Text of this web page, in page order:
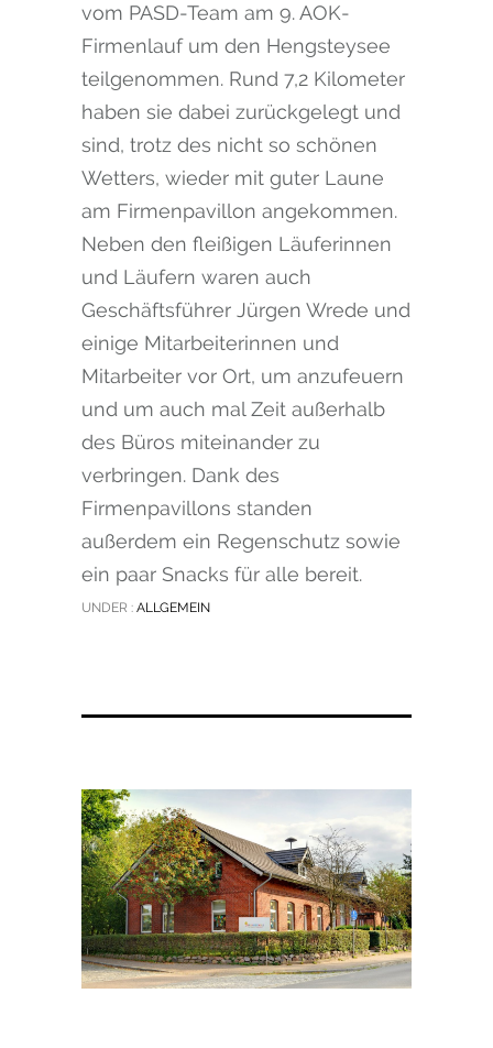
vom PASD-Team am 9. AOK-
Firmenlauf um den Hengsteysee
teilgenommen. Rund 7,2 Kilometer
haben sie dabei zurückgelegt und
sind, trotz des nicht so schönen
Wetters, wieder mit guter Laune
am Firmenpavillon angekommen.
Neben den fleißigen Läuferinnen
und Läufern waren auch
Geschäftsführer Jürgen Wrede und
einige Mitarbeiterinnen und
Mitarbeiter vor Ort, um anzufeuern
und um auch mal Zeit außerhalb
des Büros miteinander zu
verbringen. Dank des
Firmenpavillons standen
außerdem ein Regenschutz sowie
ein paar Snacks für alle bereit.
UNDER : ALLGEMEIN